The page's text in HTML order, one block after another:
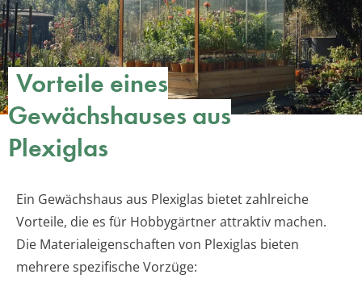
Vorteile eines
Gewächshauses aus
Plexiglas
Ein Gewächshaus aus Plexiglas bietet zahlreiche
Vorteile, die es für Hobbygärtner attraktiv machen.
Die Materialeigenschaften von Plexiglas bieten
mehrere spezifische Vorzüge: